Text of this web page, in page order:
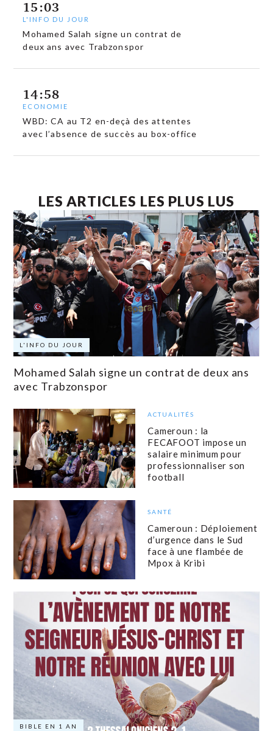
15:03
L'INFO DU JOUR
Mohamed Salah signe un contrat de
deux ans avec Trabzonspor
14:58
ECONOMIE
WBD: CA au T2 en-deçà des attentes
avec l’absence de succès au box-office
LES ARTICLES LES PLUS LUS
L'INFO DU JOUR
Mohamed Salah signe un contrat de deux ans
avec Trabzonspor
ACTUALITÉS
Cameroun : la
FECAFOOT impose un
salaire minimum pour
professionnaliser son
football
SANTÉ
Cameroun : Déploiement
d’urgence dans le Sud
face à une flambée de
Mpox à Kribi
BIBLE EN 1 AN